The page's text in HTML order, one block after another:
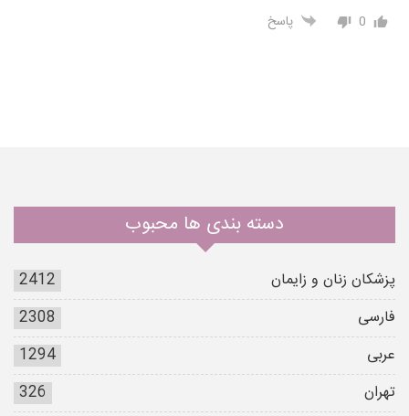
0 پاسخ
دسته بندی ها محبوب
پزشکان زنان و زایمان
2412
فارسی
2308
عربی
1294
تهران
326